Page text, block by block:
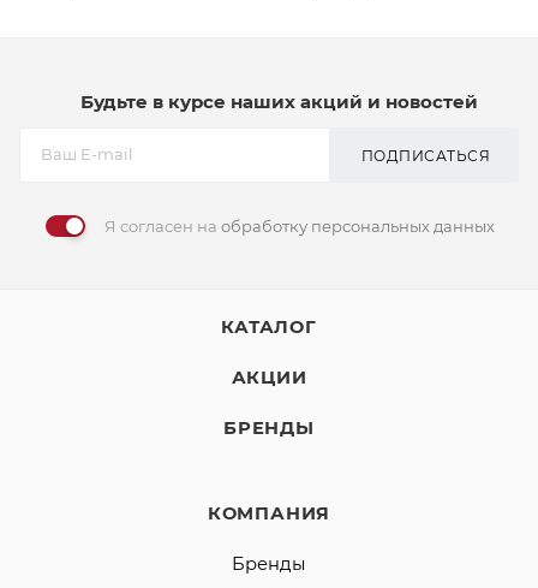
Будьте в курсе наших акций и новостей
ПОДПИСАТЬСЯ
Я согласен на обработку персональных данных
КАТАЛОГ
АКЦИИ
БРЕНДЫ
КОМПАНИЯ
Бренды